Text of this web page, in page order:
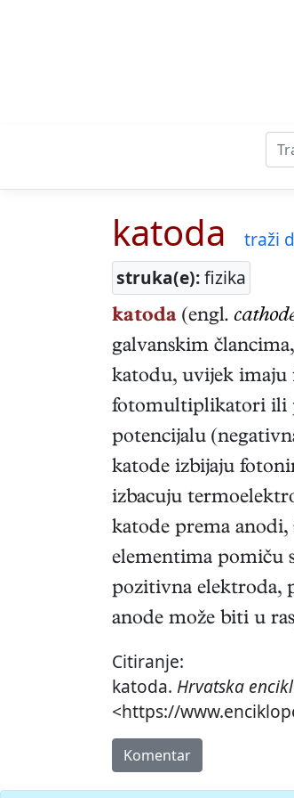
katoda
traži
struka(e):fizika
katoda (engl.
galvanskim
katodu, uvijek
fotomultiplikatori ili
potencijalu
katode izbijaju
izbacuju
katode prema
elementima pomiču
pozitivna elektroda,
anode može biti u
Citiranje:
katoda. Hrvatska
<https://
Komentar